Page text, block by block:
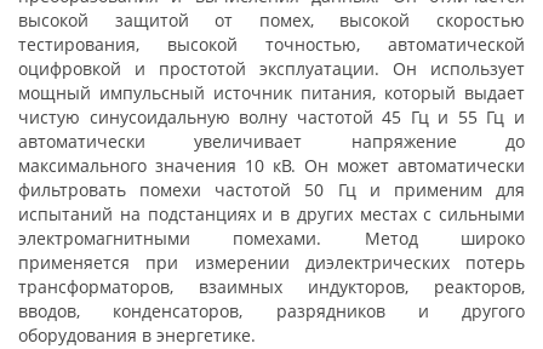
высокой защитой от помех, высокой скоростью
тестирования, высокой точностью, автоматической
оцифровкой и простотой эксплуатации. Он использует
мощный импульсный источник питания, который выдает
чистую синусоидальную волну частотой 45 Гц и 55 Гц и
автоматически увеличивает напряжение до
максимального значения 10 кВ. Он может автоматически
фильтровать помехи частотой 50 Гц и применим для
испытаний на подстанциях и в других местах с сильными
электромагнитными помехами. Метод широко
применяется при измерении диэлектрических потерь
трансформаторов, взаимных индукторов, реакторов,
вводов, конденсаторов, разрядников и другого
оборудования в энергетике.